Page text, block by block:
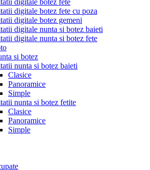
digitale botez fete
digitale botez fete cu poza
digitale botez gemeni
digitale nunta si botez baieti
digitale nunta si botez fete
si botez
nunta si botez baieti
Clasice
Panoramice
Simple
nunta si botez fetite
Clasice
Panoramice
Simple